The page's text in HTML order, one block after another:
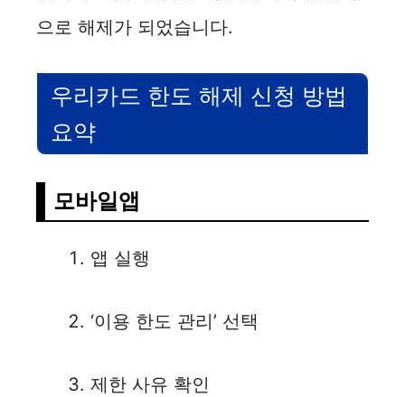
으로 해제가 되었습니다.
우리카드 한도 해제 신청 방법
요약
모바일앱
앱 실행
‘이용 한도 관리’ 선택
제한 사유 확인